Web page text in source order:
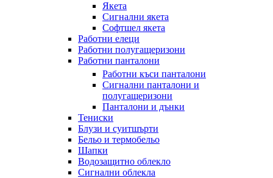
Якета
Сигнални якета
Софтшел якета
Работни елеци
Работни полугащеризони
Работни панталони
Работни къси панталони
Сигнални панталони и
полугащеризони
Панталони и дънки
Тениски
Блузи и суитшърти
Бельо и термобельо
Шапки
Водозащитно облекло
Сигнални облекла